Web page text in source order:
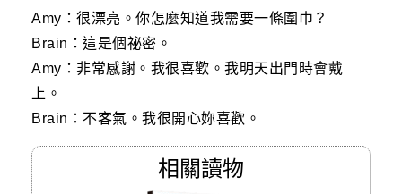
Amy：很漂亮。你怎麼知道我需要一條圍巾？
Brain：這是個祕密。
Amy：非常感謝。我很喜歡。我明天出門時會戴
上。
Brain：不客氣。我很開心妳喜歡。
相關讀物